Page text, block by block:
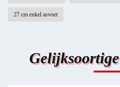
27 cm enkel asvoet